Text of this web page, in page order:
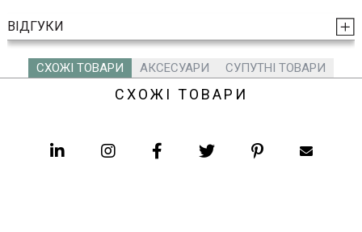
ВІДГУКИ
СХОЖІ ТОВАРИ АКСЕСУАРИ СУПУТНІ ТОВАРИ
СХОЖІ ТОВАРИ